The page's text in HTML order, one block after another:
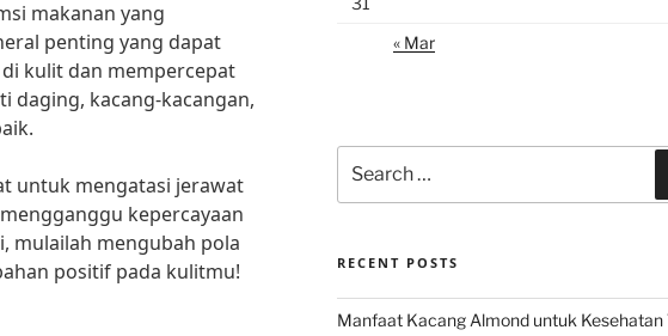
makanan yang
penting yang dapat
kulit dan mempercepat
daging, kacang-kacangan,
untuk mengatasi jerawat
kepercayaan
mulailah mengubah pola
positif pada kulitmu!
« Mar
for:
RECENT POSTS
Manfaat Kacang Almond untuk Kesehatan